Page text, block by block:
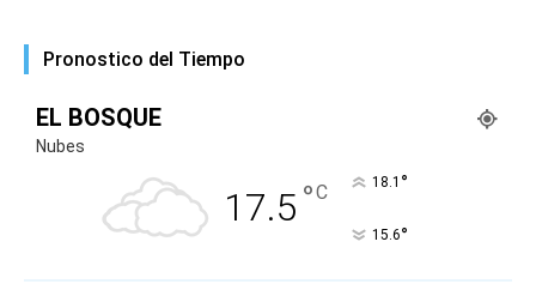
Pronostico del Tiempo
EL BOSQUE
Nubes
17.5 °C 18.1 °
15.6°